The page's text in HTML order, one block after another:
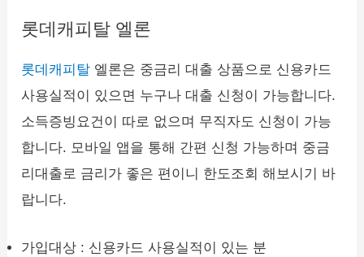
롯데캐피탈 엘론
롯데캐피탈 엘론은 중금리 대출 상품으로 신용카드
사용실적이 있으면 누구나 대출 신청이 가능합니다.
소득증빙요건이 따로 없으며 무직자도 신청이 가능
합니다. 모바일 앱을 통해 간편 신청 가능하며 중금
리대출로 금리가 좋은 편이니 한도조회 해보시기 바
랍니다.
가입대상 : 신용카드 사용실적이 있는 분